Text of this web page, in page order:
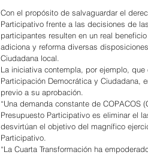
Con el propósito de salvaguardar el
Participativo frente a las decisiones de
participantes resulten en un real
adiciona y reforma diversas
Ciudadana local.
La iniciativa contempla, por ejemplo,
Participación Democrática y Ciudadana,
previo a su aprobación.
“Una demanda constante de COPACOS
Presupuesto Participativo es eliminar el
desvirtúan el objetivo del magnífico
Participativo.
“La Cuarta Transformación ha